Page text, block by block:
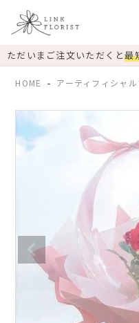
ただいまご注文いただくと最
HOME アーティフィシャ